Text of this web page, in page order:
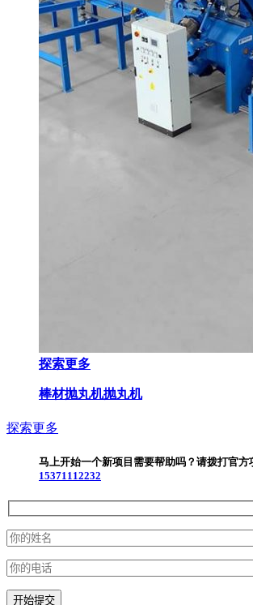
探索更多
棒材抛丸机抛丸机
探索更多
马上开始一个新项目 需要帮助吗？请拨打官方
15371112232